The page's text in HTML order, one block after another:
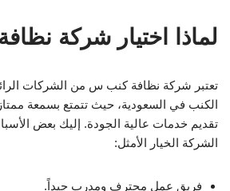
لماذا اختيار شركة
تعتبر شركة نظافة كنب س من الشركات
الكنب في السعودية، حيث تتمتع بسمعة
تقديم خدمات عالية الجودة. إليك بعض
الشركة الخيار الأمثل:
فريق عمل محترف ومدرب جيداً.